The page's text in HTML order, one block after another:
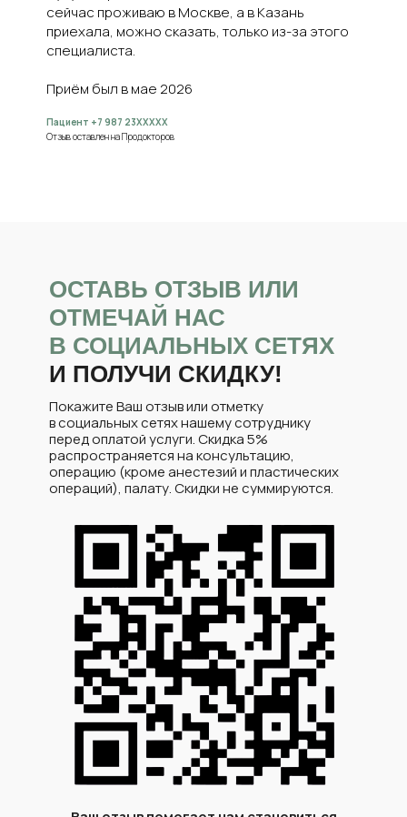
сейчас проживаю в Москве, а в Казань
приехала, можно сказать, только из-за этого
специалиста.
Приём был в мае 2026
Пациент +7 987 23XXXXX
Отзыв оставлен на Продокторов
Покажите Ваш отзыв или отметку
в социальных сетях нашему сотруднику
перед оплатой услуги. Скидка 5%
распространяется на консультацию,
операцию (кроме анестезий и пластических
операций), палату. Скидки не суммируются.
ОСТАВЬ ОТЗЫВ ИЛИ
ОТМЕЧАЙ НАС
В СОЦИАЛЬНЫХ СЕТЯХ
И ПОЛУЧИ СКИДКУ!